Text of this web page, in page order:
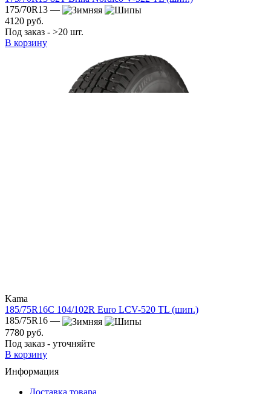
175/70R13 —
4120 руб.
Под заказ - >20 шт.
В корзину
Kama
185/75R16C 104/102R Euro LCV-520 TL (шип.)
185/75R16 —
7780 руб.
Под заказ - уточняйте
В корзину
Информация
Доставка товара